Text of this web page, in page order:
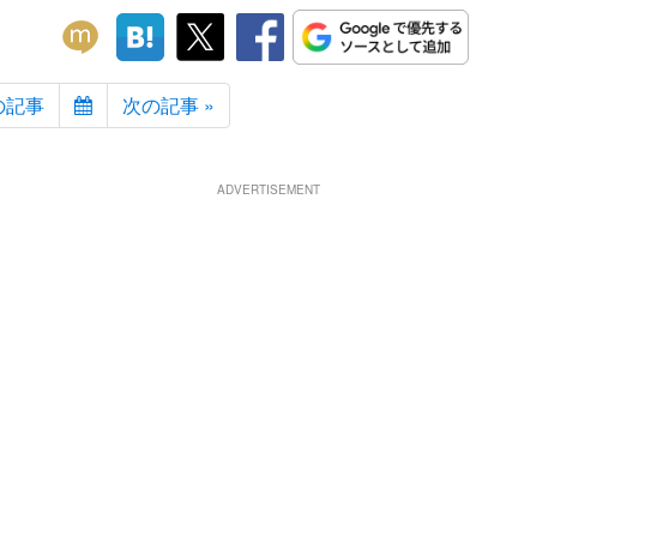
記事 次の記事 »
ADVERTISEMENT